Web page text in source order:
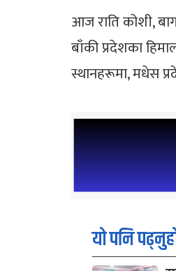
आज राति कोशी,
बाँकी प्रदेशका
स्थानहरूमा, मधेस
यो पनि